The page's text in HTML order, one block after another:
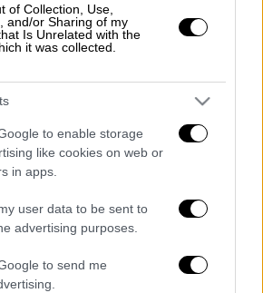
of Collection, Use,
and/or Sharing of my
Is Unrelated with the
it was collected.
to enable storage
like cookies on web or
in apps.
user data to be sent to
advertising purposes.
to send me
από το
του Λιμενικού
χθες, ενημερώθηκε η
Τζελέπη για πτώση ενός
στην περιοχή της
μετέβησαν στελέχη της
όπου ανέσυραν από τη
ημεδαπό, χωρίς τις